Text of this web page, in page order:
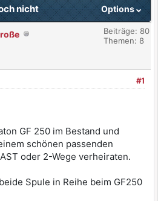
Options
nicht
Beiträge: 80
Themen: 8
#1
GF 250 im Bestand und
schönen passenden
oder 2-Wege verheiraten.
Spule in Reihe beim GF250